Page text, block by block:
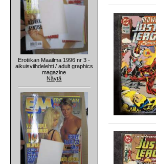
Erotiikan Maailma 1996 nr 3 -
aikuisviihdelehti / adult graphics
magazine
Näytä